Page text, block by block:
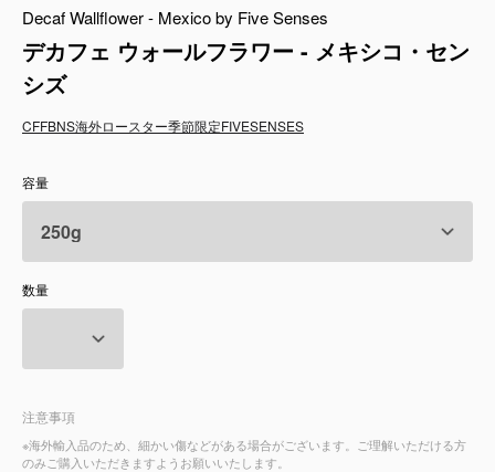
特集
卸販売
よくある質問
Decaf Wallflower - Mexico by Five Senses
デカフェ ウォールフラワー - メキシコ・セン
シズ
CFFBNS海外ロースター季節限定FIVESENSES
容量
数量
注意事項
※海外輸入品のため、細かい傷などがある場合がございます。ご理解いただける方
のみご購入いただきますようお願いいたします。